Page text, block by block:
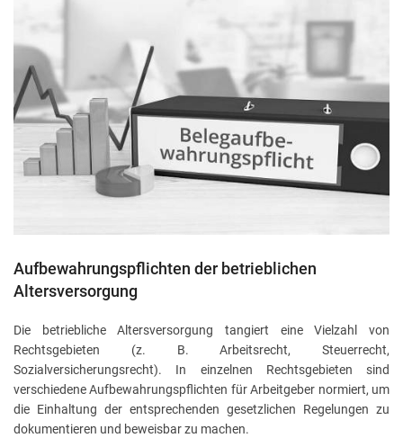
Aufbewahrungspflichten der betrieblichen
Altersversorgung
Die betriebliche Altersversorgung tangiert eine Vielzahl von
Rechtsgebieten (z. B. Arbeitsrecht, Steuerrecht,
Sozialversicherungsrecht). In einzelnen Rechtsgebieten sind
verschiedene Aufbewahrungspflichten für Arbeitgeber normiert, um
die Einhaltung der entsprechenden gesetzlichen Regelungen zu
dokumentieren und beweisbar zu machen.